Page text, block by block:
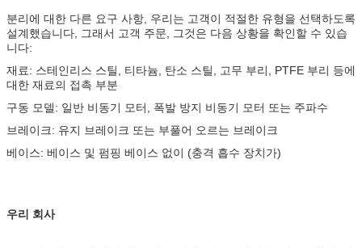
분리에 대한 다른 요구 사항, 우리는 고객이 적절한 유형을 선택하도록
설계했습니다, 그래서 고객 주문, 그것은 다음 상황을 확인할 수 있습
니다:
재료: 스테인리스 스틸, 티타늄, 탄소 스틸, 고무 부리, PTFE 부리 등에
대한 재료의 접촉 부분
구동 모델: 일반 비동기 모터, 폭발 방지 비동기 모터 또는 주파수
브레이크: 유지 브레이크 또는 부풀어 오르는 브레이크
베이스: 베이스 및 펌핑 베이스 없이 (충격 흡수 장치가)
우리 회사